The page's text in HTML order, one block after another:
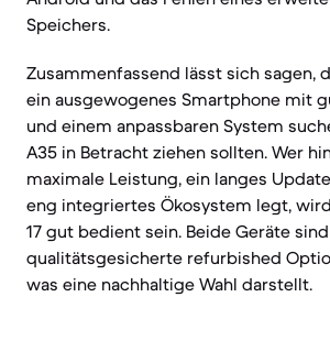
Speichers.
Zusammenfassend lässt sich sagen,
ein ausgewogenes Smartphone mit
und einem anpassbaren System
A35 in Betracht ziehen sollten. Wer
maximale Leistung, ein langes
eng integriertes Ökosystem legt,
17 gut bedient sein. Beide Geräte
qualitätsgesicherte refurbished
was eine nachhaltige Wahl darstellt.